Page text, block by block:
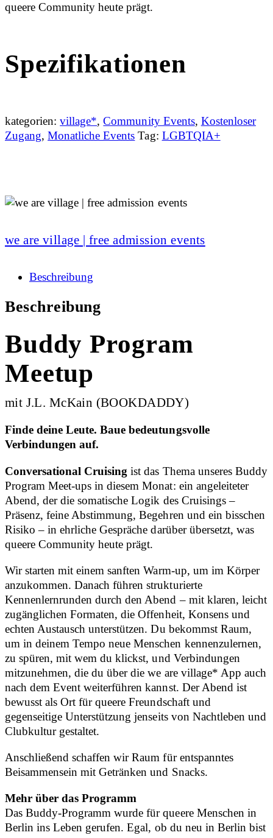
queere Community heute prägt.
Spezifikationen
kategorien: village*,Community Events, Kostenloser
Zugang,Monatliche Events Tag: LGBTQIA+
we are village | free admission events
Beschreibung
Beschreibung
Buddy Program
Meetup
mit J.L. McKain (BOOKDADDY)
Finde deine Leute. Baue bedeutungsvolle
Verbindungen auf.
Conversational Cruising ist das Thema unseres Buddy
Program Meet-ups in diesem Monat: ein angeleiteter
Abend, der die somatische Logik des Cruisings –
Präsenz, feine Abstimmung, Begehren und ein bisschen
Risiko – in ehrliche Gespräche darüber übersetzt, was
queere Community heute prägt.
Wir starten mit einem sanften Warm-up, um im Körper
anzukommen. Danach führen strukturierte
Kennenlernrunden durch den Abend – mit klaren, leicht
zugänglichen Formaten, die Offenheit, Konsens und
echten Austausch unterstützen. Du bekommst Raum,
um in deinem Tempo neue Menschen kennenzulernen,
zu spüren, mit wem du klickst, und Verbindungen
mitzunehmen, die du über die we are village* App auch
nach dem Event weiterführen kannst. Der Abend ist
bewusst als Ort für queere Freundschaft und
gegenseitige Unterstützung jenseits von Nachtleben und
Clubkultur gestaltet.
Anschließend schaffen wir Raum für entspanntes
Beisammensein mit Getränken und Snacks.
Mehr über das Programm
Das Buddy-Programm wurde für queere Menschen in
Berlin ins Leben gerufen. Egal, ob du neu in Berlin bist